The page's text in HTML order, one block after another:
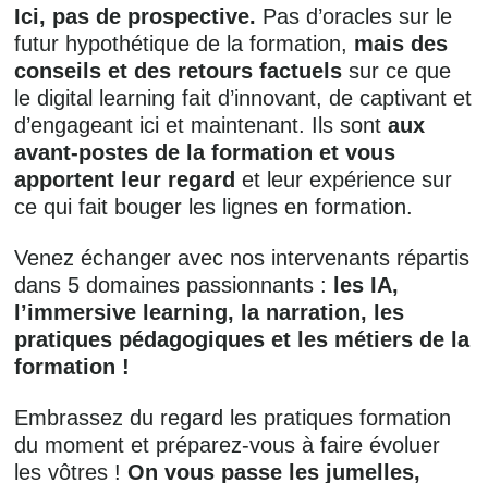
Ici, pas de prospective. Pas d’oracles sur le
futur hypothétique de la formation, mais des
conseils et des retours factuels sur ce que
le digital learning fait d’innovant, de captivant et
d’engageant ici et maintenant. Ils sontaux
avant-postes de la formation et vous
apportent leur regard et leur expérience sur
ce qui fait bouger les lignes en formation.
Venez échanger avec nos intervenants répartis
dans 5 domaines passionnants :
les IA,
l’immersive learning, la narration, les
pratiques pédagogiques et les métiers de la
formation !
Embrassez du regard les pratiques formation
du moment et préparez-vous à faire évoluer
les vôtres !On vous passe les jumelles,